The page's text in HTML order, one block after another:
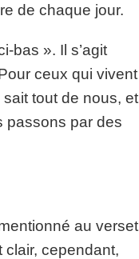
de chaque jour.
bas ». Il s’agit
ceux qui vivent
tout de nous, et
passons par des
au verset
clair, cependant,